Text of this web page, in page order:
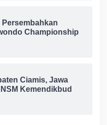
Persembahkan
Championship
Ciamis, Jawa
Kemendikbud